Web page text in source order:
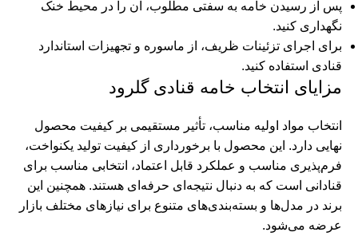
پس از رسیدن خامه به سفتی مطلوب، آن را در محیط خنک
نگهداری کنید.
برای اجرای تزئینات ظریف، از ماسوره و تجهیزات استاندارد
قنادی استفاده کنید.
مزایای انتخاب خامه قنادی گلرود
انتخاب مواد اولیه مناسب، تأثیر مستقیمی بر کیفیت محصول
نهایی دارد. این محصول با برخورداری از کیفیت تولید یکنواخت،
فرم‌پذیری مناسب و عملکرد قابل اعتماد، انتخابی مناسب برای
قنادانی است که به دنبال نتیجه‌ای حرفه‌ای هستند. همچنین این
برند در مدل‌ها و بسته‌بندی‌های متنوع برای نیازهای مختلف بازار
عرضه می‌شود.